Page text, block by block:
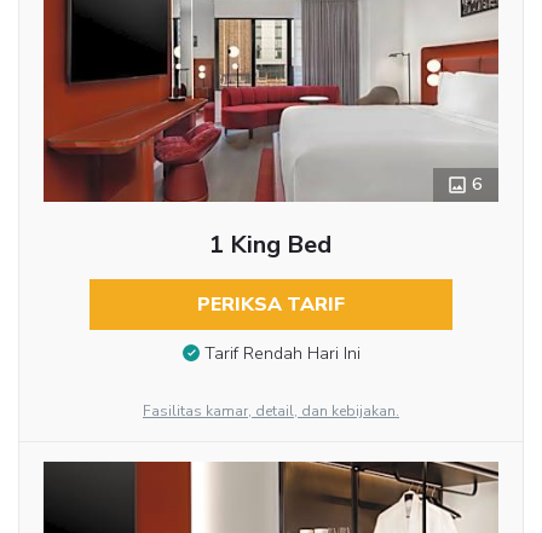
6
1 King Bed
PERIKSA TARIF
Tarif Rendah Hari Ini
Fasilitas kamar, detail, dan kebijakan.